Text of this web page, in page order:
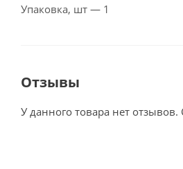
Упаковка, шт — 1
Отзывы
У данного товара нет